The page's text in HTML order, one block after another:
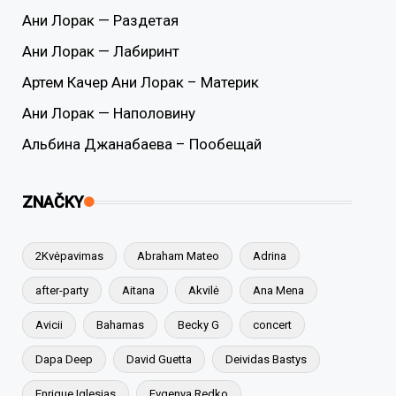
Ани Лорак — Раздетая
Ани Лорак — Лабиринт
Артем Качер Ани Лорак – Материк
Ани Лорак — Наполовину
Альбина Джанабаева – Пообещай
ZNAČKY
2Kvėpavimas Abraham Mateo Adrina
after-party Aitana Akvilė Ana Mena
Avicii Bahamas Becky G concert
Dapa Deep David Guetta Deividas Bastys